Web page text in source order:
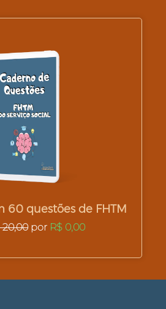
60 questões de FHTM
20,00por R$ 0,00